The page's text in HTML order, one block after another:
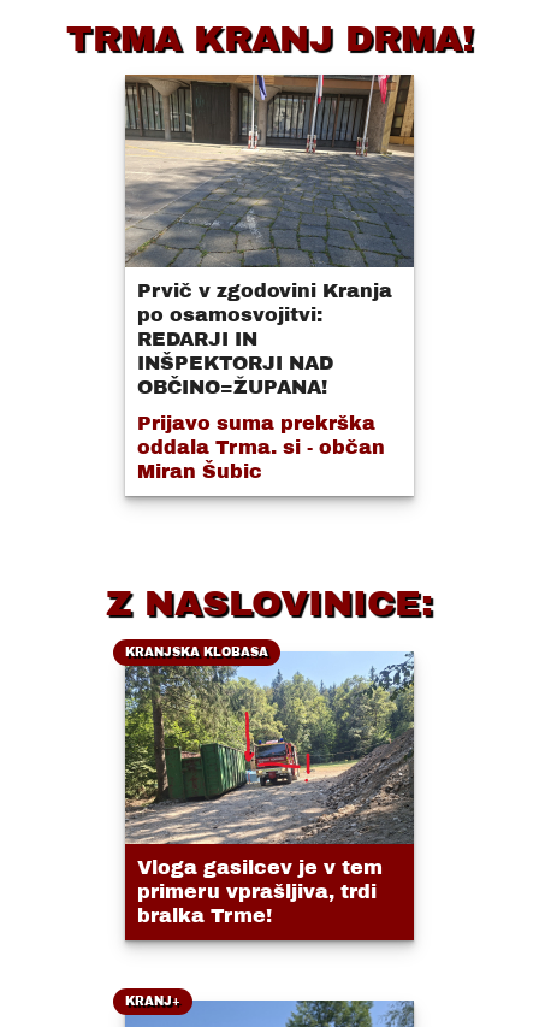
TRMA KRANJ DRMA!
Prvič v zgodovini Kranja
po osamosvojitvi:
REDARJI IN
INŠPEKTORJI NAD
OBČINO=ŽUPANA!
Prijavo suma prekrška
oddala Trma. si - občan
Miran Šubic
Z NASLOVINICE:
KRANJSKA KLOBASA
Vloga gasilcev je v tem
primeru vprašljiva, trdi
bralka Trme!
KRANJ+